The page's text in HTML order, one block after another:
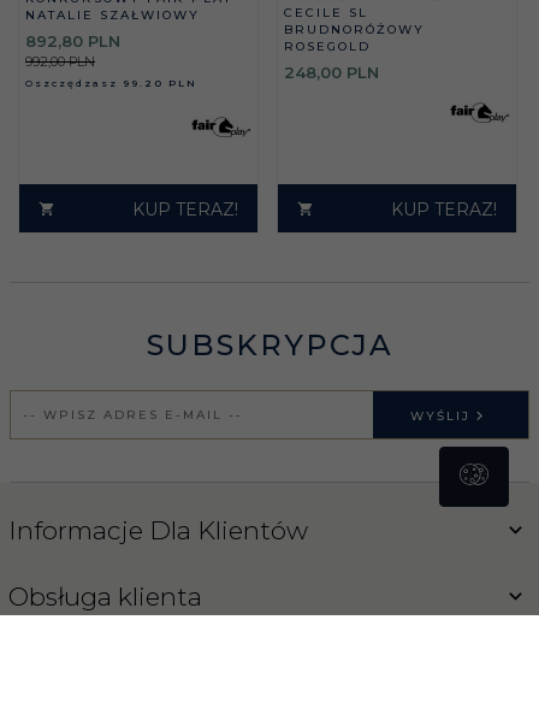
NATALIE SZAŁWIOWY
892,80 PLN
992,00 PLN
Oszczędzasz 99.20 PLN
KUP TERAZ!
CECILE SL
BRUDNORÓŻOWY
ROSEGOLD
248,00 PLN
KUP TERAZ!
SUBSKRYPCJA
WYŚLIJ
Informacje Dla Klientów
Obsługa klienta